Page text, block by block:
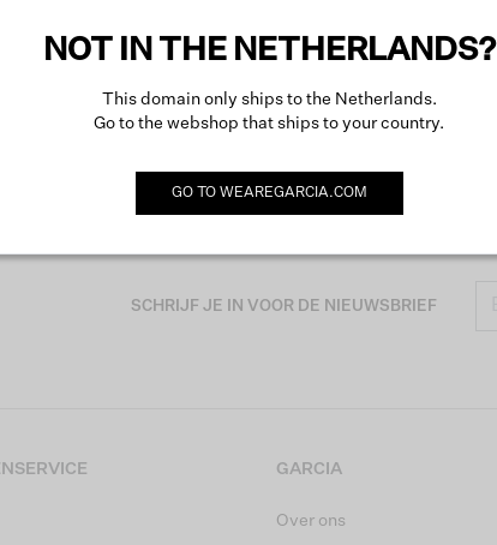
SCHRIJF JE IN VOOR DE NIEUWSBRIEF
GARCIA
Over ons
NOT IN THE NETHERLANDS?
This domain only ships to the Netherlands.
Go to the webshop that ships to your country.
GO TO WEAREGARCIA.COM